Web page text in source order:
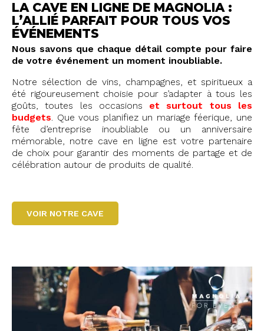
LA CAVE EN LIGNE DE MAGNOLIA :
L’ALLIÉ PARFAIT POUR TOUS VOS
ÉVÉNEMENTS
Nous savons que chaque détail compte pour faire
de votre événement un moment inoubliable.
Notre sélection de vins, champagnes, et spiritueux a
été rigoureusement choisie pour s’adapter à tous les
goûts, toutes les occasions et surtout tous les
budgets. Que vous planifiez un mariage féerique, une
fête d’entreprise inoubliable ou un anniversaire
mémorable, notre cave en ligne est votre partenaire
de choix pour garantir des moments de partage et de
célébration autour de produits de qualité.
VOIR NOTRE CAVE